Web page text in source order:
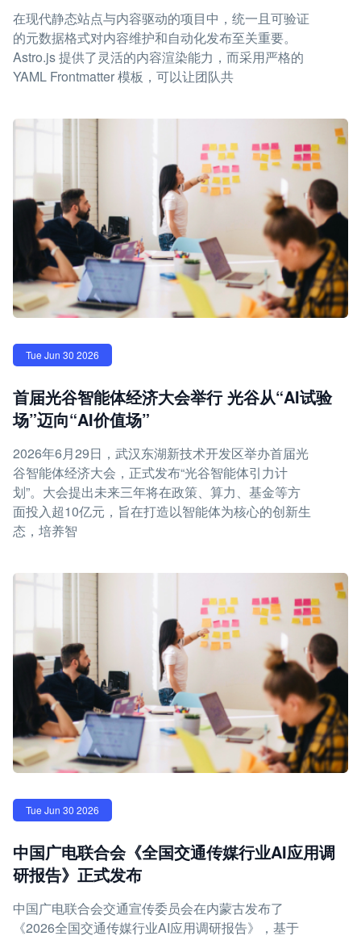
在现代静态站点与内容驱动的项目中，统一且可验证
的元数据格式对内容维护和自动化发布至关重要。
Astro.js 提供了灵活的内容渲染能力，而采用严格的
YAML Frontmatter 模板，可以让团队共
Tue Jun 30 2026
首届光谷智能体经济大会举行 光谷从“AI试验
场”迈向“AI价值场”
2026年6月29日，武汉东湖新技术开发区举办首届光
谷智能体经济大会，正式发布“光谷智能体引力计
划”。大会提出未来三年将在政策、算力、基金等方
面投入超10亿元，旨在打造以智能体为核心的创新生
态，培养智
Tue Jun 30 2026
中国广电联合会《全国交通传媒行业AI应用调
研报告》正式发布
中国广电联合会交通宣传委员会在内蒙古发布了
《2026全国交通传媒行业AI应用调研报告》，基于